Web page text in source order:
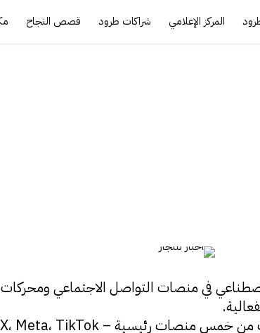
المركز الإعلامي شراكات طرود قصص النجاح
في منصات التواصل الاجتماعي ومحركات